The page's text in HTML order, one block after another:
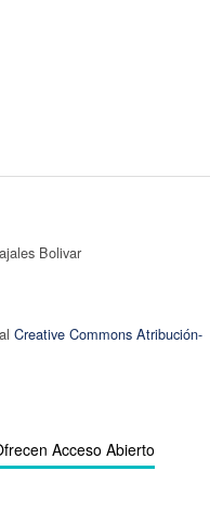
Bolivar
Creative Commons Atribución-
Acceso Abierto